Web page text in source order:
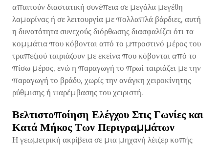
απαιτούν διαστατική συνέπεια σε μεγάλα μεγέθη
λαμαρίνας ή σε λειτουργία με πολλαπλά βάρδιες, αυτή
η δυνατότητα συνεχούς διόρθωσης διασφαλίζει ότι τα
κομμάτια που κόβονται από το μπροστινό μέρος του
τραπεζιού ταιριάζουν με εκείνα που κόβονται από το
πίσω μέρος, ενώ η παραγωγή το πρωί ταιριάζει με την
παραγωγή το βράδυ, χωρίς την ανάγκη χειροκίνητης
ρύθμισης ή παρέμβασης του χειριστή.
Βελτιστοποίηση Ελέγχου Στις Γωνίες και
Κατά Μήκος Των Περιγραμμάτων
Η γεωμετρική ακρίβεια σε μια μηχανή λέιζερ κοπής